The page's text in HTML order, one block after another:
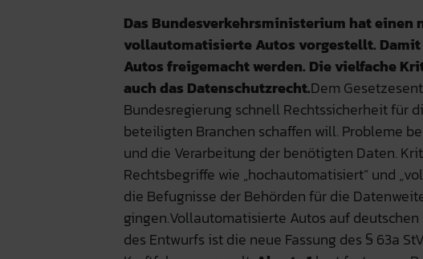
Das Bundesverkehrsministerium hat einen
vollautomatisierte Autos vorgestellt.
Autos freigemacht werden. Die vielfache
auch das Datenschutzrecht.Dem
Bundesregierung schnell Rechtssicherheit für
beteiligten Branchen schaffen will. Probleme
und die Verarbeitung der benötigten Daten.
Rechtsbegriffe wie „hochautomatisiert“ und
die Befugnisse der Behörden für die
gingen.Vollautomatisierte Autos auf
des Entwurfs ist die neue Fassung des § 63a